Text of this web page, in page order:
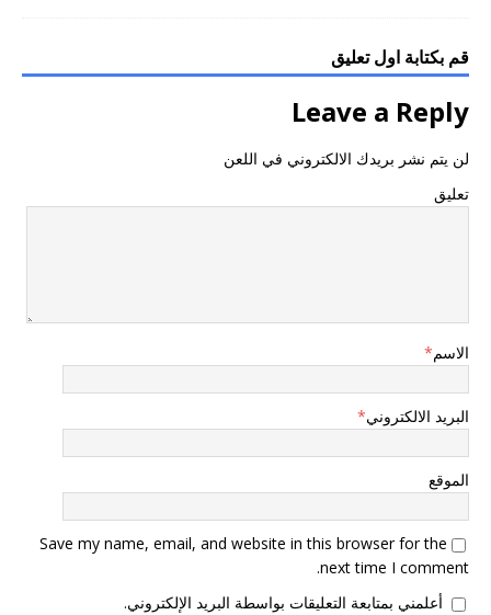
قم بكتابة اول تعليق
Leave a Reply
لن يتم نشر بريدك الالكتروني في اللعن
تعليق
الاسم*
البريد الالكتروني*
الموقع
Save my name, email, and website in this browser for the
next time I comment.
أعلمني بمتابعة التعليقات بواسطة البريد الإلكتروني.